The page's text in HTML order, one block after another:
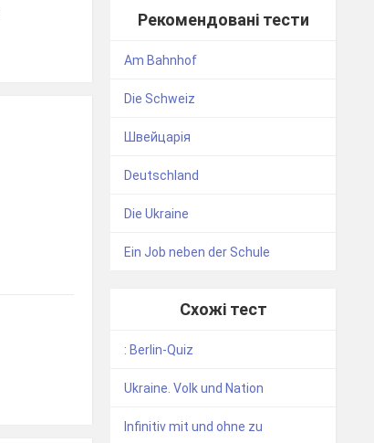
Рекомендовані тести
Am Bahnhof
Die Schweiz
Швейцарія
Deutschland
Die Ukraine
Ein Job neben der Schule
Схожі тест
: Berlin-Quiz
Ukraine. Volk und Nation
Infinitiv mit und ohne zu